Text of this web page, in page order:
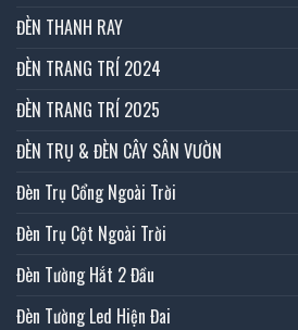
ĐÈN THANH RAY
ĐÈN TRANG TRÍ 2024
ĐÈN TRANG TRÍ 2025
ĐÈN TRỤ & ĐÈN CÂY SÂN VƯỜN
Đèn Trụ Cổng Ngoài Trời
Đèn Trụ Cột Ngoài Trời
Đèn Tường Hắt 2 Đầu
Đèn Tường Led Hiện Đai